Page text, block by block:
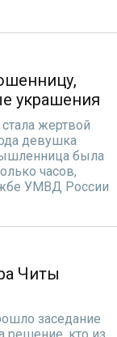
украшения
жертвой
девушка
была
часов,
УМВД России
Читы
заседание